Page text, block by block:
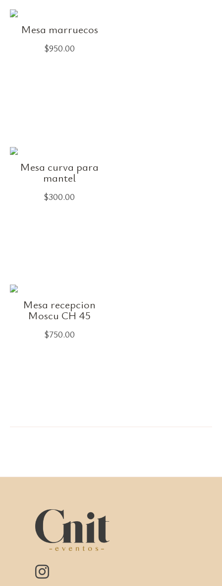
Mesa marruecos
$950.00
Mesa curva para
mantel
$300.00
Mesa recepcion
Moscu CH 45
$750.00